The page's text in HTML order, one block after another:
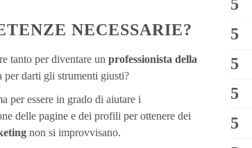
NECESSARIE?
tanto per diventare un professionista della
per darti gli strumenti giusti?
per essere in grado di aiutare i
delle pagine e dei profili per ottenere dei
non si improvvisano.